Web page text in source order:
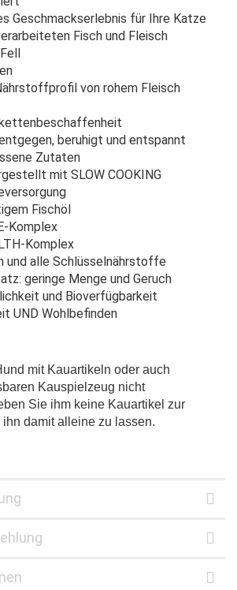
Geschmackserlebnis für Ihre Katze
Fisch und Fleisch
von rohem Fleisch
beruhigt und entspannt
Zutaten
mit SLOW COOKING
Fischöl
Komplex
Komplex
und alle Schlüsselnährstoffe
geringe Menge und Geruch
und Bioverfügbarkeit
UND Wohlbefinden
mit Kauartikeln oder auch
Kauspielzeug nicht
Sie ihm keine Kauartikel zur
damit alleine zu lassen.